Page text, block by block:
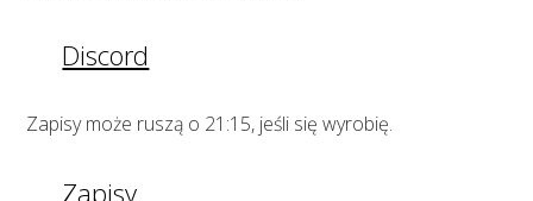
Discord
Zapisy może ruszą o 21:15, jeśli się wyrobię.
Zapisy